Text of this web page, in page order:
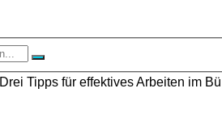
Drei Tipps für effektives Arbeiten im